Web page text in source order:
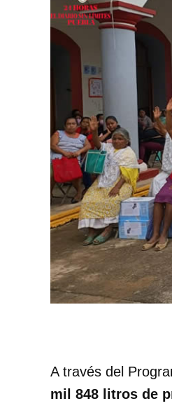
A través del
mil 848 litros de